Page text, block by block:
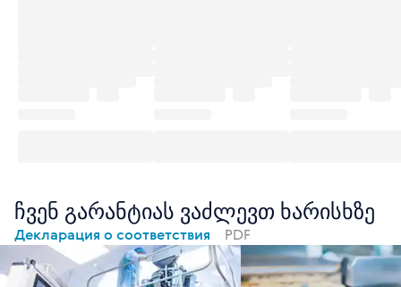
ჩვენ გარანტიას ვაძლევთ ხარისხზე
Декларация о соответствия PDF